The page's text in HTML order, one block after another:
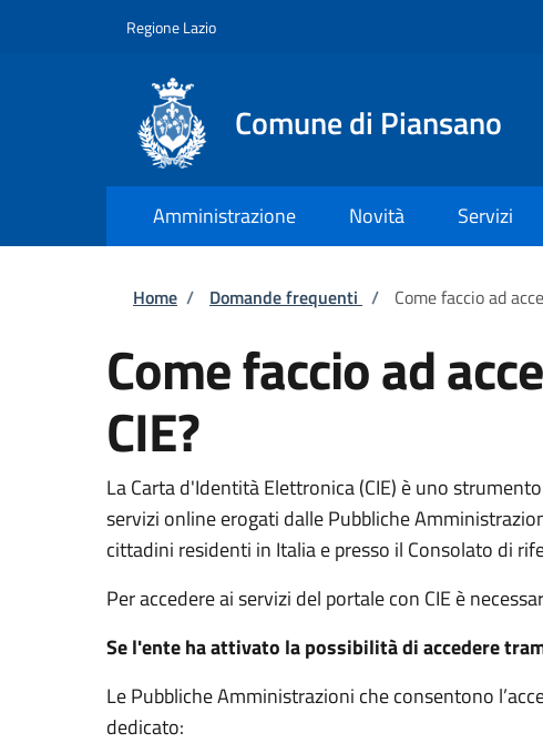
Regione Lazio
Comune di Piansano
Amministrazione Novità Servizi
Briciole di pane
Home / Domande frequenti / Come faccio ad
Come faccio ad
CIE?
La Carta d'Identità Elettronica (CIE) è uno
servizi online erogati dalle Pubbliche
cittadini residenti in Italia e presso il Consolato di
Per accedere ai servizi del portale con CIE è
Se l'ente ha attivato la possibilità di accedere
Le Pubbliche Amministrazioni che consentono
dedicato: